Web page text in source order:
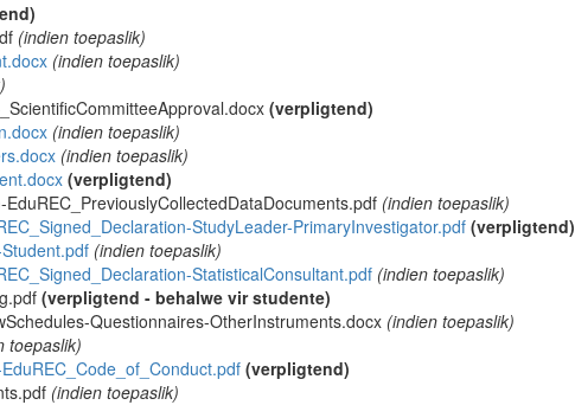
(indien toepaslik)
(indien toepaslik)
(verpligtend)
(indien toepaslik)
(indien toepaslik)
(verpligtend)
(indien toepaslik)
StudyLeader-PrimaryInvestigator.pdf (verpligtend)
(indien toepaslik)
StatisticalConsultant.pdf (indien toepaslik)
(verpligtend - behalwe vir studente)
Questionnaires-OtherInstruments.docx (indien toepaslik)
toepaslik)
(verpligtend)
(indien toepaslik)